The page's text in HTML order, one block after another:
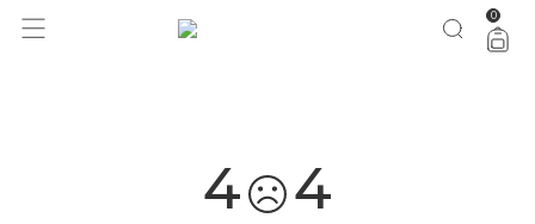
você merece 30% OFF pra comemorar com a gente aproveita! 0
4 4